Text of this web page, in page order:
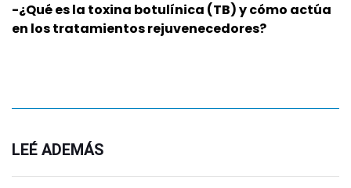
-¿Qué es la toxina botulínica (TB) y cómo actúa
en los tratamientos rejuvenecedores?
LEÉ ADEMÁS